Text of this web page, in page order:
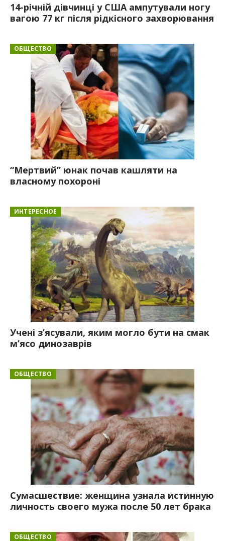
14-річній дівчинці у США ампутували ногу
вагою 77 кг після рідкісного захворювання
ОБЩЕСТВО
“Мертвий” юнак почав кашляти на
власному похороні
ИНТЕРЕСНОЕ
Учені з’ясували, яким могло бути на смак
м’ясо динозаврів
ОБЩЕСТВО
Сумасшествие: женщина узнала истинную
личность своего мужа после 50 лет брака
ОБЩЕСТВО